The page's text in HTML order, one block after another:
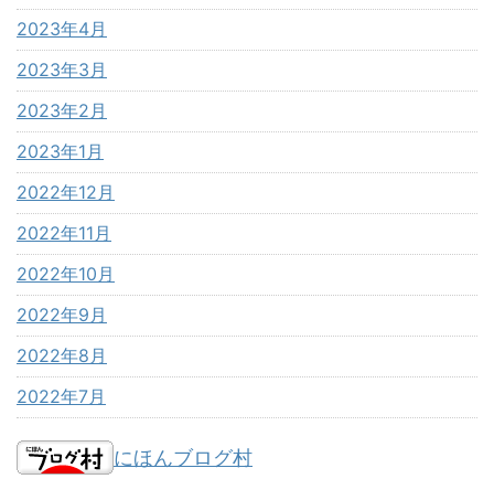
2023年4月
2023年3月
2023年2月
2023年1月
2022年12月
2022年11月
2022年10月
2022年9月
2022年8月
2022年7月
にほんブログ村